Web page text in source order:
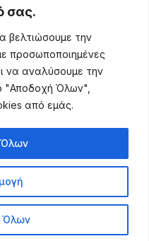
σας.
βελτιώσουμε την
προσωποποιημένες
να αναλύσουμε την
"Αποδοχή Όλων",
από εμάς.
Όλων